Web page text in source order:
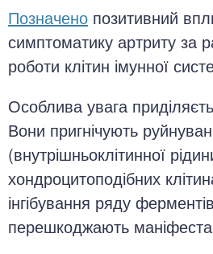
Позначено позитивний
симптоматику артриту за
роботи клітин імунної
Особлива увага
Вони пригнічують
(внутрішньоклітинної
хондроцитоподібних
інгібування ряду
перешкоджають